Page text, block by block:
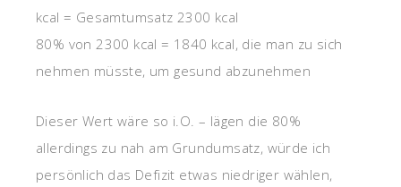
kcal = Gesamtumsatz 2300 kcal
80% von 2300 kcal = 1840 kcal, die man zu sich
nehmen müsste, um gesund abzunehmen
Dieser Wert wäre so i.O. – lägen die 80%
allerdings zu nah am Grundumsatz, würde ich
persönlich das Defizit etwas niedriger wählen,